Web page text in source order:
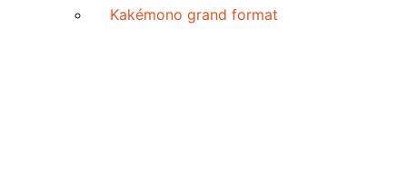
Kakémono grand format